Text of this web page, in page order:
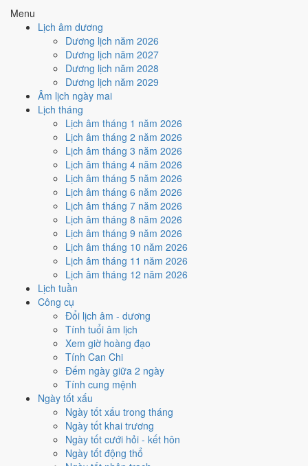
Menu
Lịch âm dương
Dương lịch năm 2026
Dương lịch năm 2027
Dương lịch năm 2028
Dương lịch năm 2029
Âm lịch ngày mai
Lịch tháng
Lịch âm tháng 1 năm 2026
Lịch âm tháng 2 năm 2026
Lịch âm tháng 3 năm 2026
Lịch âm tháng 4 năm 2026
Lịch âm tháng 5 năm 2026
Lịch âm tháng 6 năm 2026
Lịch âm tháng 7 năm 2026
Lịch âm tháng 8 năm 2026
Lịch âm tháng 9 năm 2026
Lịch âm tháng 10 năm 2026
Lịch âm tháng 11 năm 2026
Lịch âm tháng 12 năm 2026
Lịch tuần
Công cụ
Đổi lịch âm - dương
Tính tuổi âm lịch
Xem giờ hoàng đạo
Tính Can Chi
Đếm ngày giữa 2 ngày
Tính cung mệnh
Ngày tốt xấu
Ngày tốt xấu trong tháng
Ngày tốt khai trương
Ngày tốt cưới hỏi - kết hôn
Ngày tốt động thổ
Địa Chi
Dương ·
Con Mùi
Địa Chi Mùi thuộc hành Thổ; đặt cạnh Can Tân
thì Thổ sinh Kim (tương sinh).
Thổ · Lộ
Bàng Thổ
Nghĩa "Đất đường đi", thuộc hành Thổ, ứng với
cặp can chi Canh Ngọ và Tân Mùi.
Thái Tuế
Thổ Mùi
(chính
cung)
Tuổi Mùi hợp Thái Tuế. Tuổi xung Thái Tuế cần
Trắng/Bạc
Vàng đất
Kích hoạt vận khí, dùng cho trang phục, vật
phẩm phong thủy.
183 /182
ngày
Một tiêu chí thành phần, xét riêng bộ sao ngày.
Xem cơ chế ở bàisao Hoàng Đạo
Đạo.
Luận giải ngũ hành, Thái Tuế và màu hợp ở trên là quan niệm dân
gian. Nguồn tham chiếu:Tam Mệnh Thông Hội
Phương Thư. Dùng để tham khảo khi chọn thời điểm, không phải kết
luận khoa học.
Vận 7 Thất Xích Đoài Kim ảnh
hưởng gì tới năm 1991?
Vận 7 lấy hànhKimlàm chủ, đóng ở Đoài · Chính Tây. Năm 1991
mang Can Tân hành Kim. So với hành Vận thì
. Theo Huyền Không, đây là năm thuận để khởi sự và mở rộng.
Thất Xích Đoài Kim
Vận 7 · Hạ Nguyên · 1984 - 2003
Đoài · Chính Tây